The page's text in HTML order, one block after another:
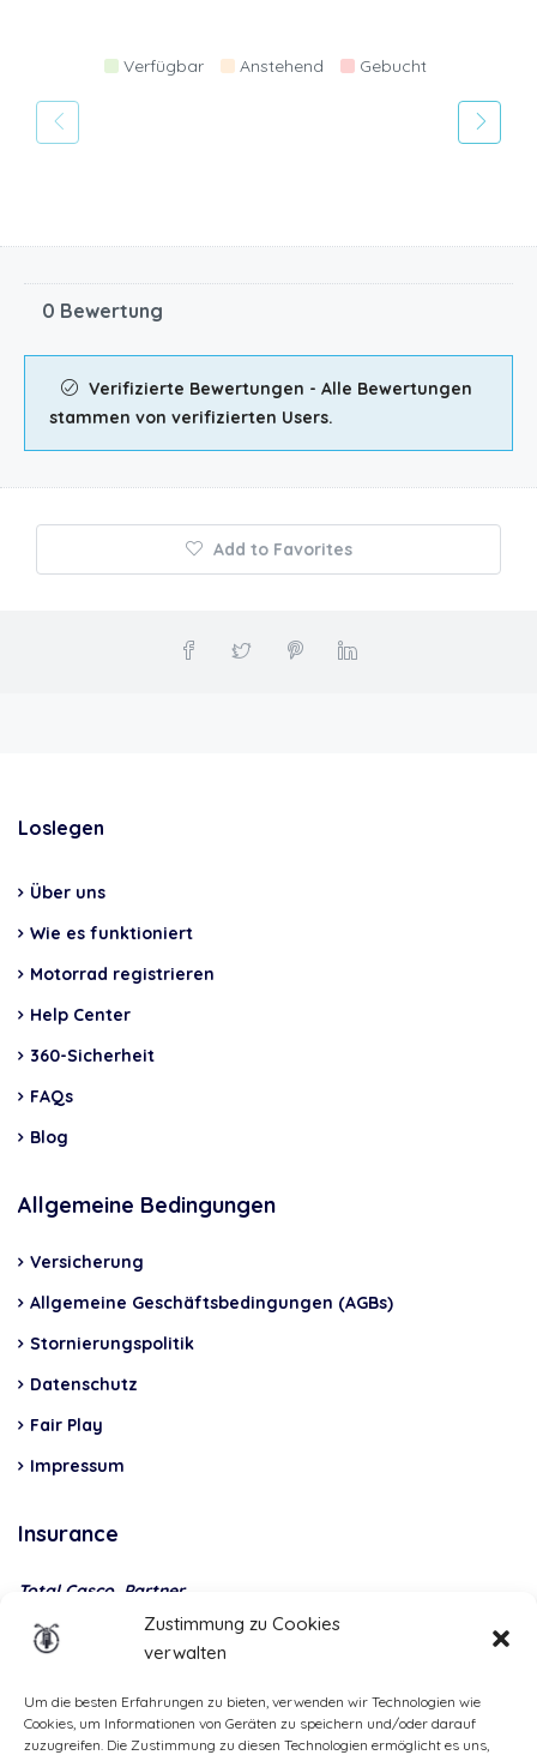
Zustimmung zu Cookies
verwalten
Um die besten Erfahrungen zu bieten, verwenden wir Technologien wie
Cookies, um Informationen von Geräten zu speichern und/oder darauf
zuzugreifen. Die Zustimmung zu diesen Technologien ermöglicht es uns,
Verfügbar Anstehend Gebucht
0 Bewertung
Verifizierte Bewertungen - Alle Bewertungen
stammen von verifizierten Users.
Add to Favorites
Loslegen
Über uns
Wie es funktioniert
Motorrad registrieren
Help Center
360-Sicherheit
FAQs
Blog
Allgemeine Bedingungen
Versicherung
Allgemeine Geschäftsbedingungen (AGBs)
Stornierungspolitik
Datenschutz
Fair Play
Impressum
Insurance
Total Casco, Partner
payment